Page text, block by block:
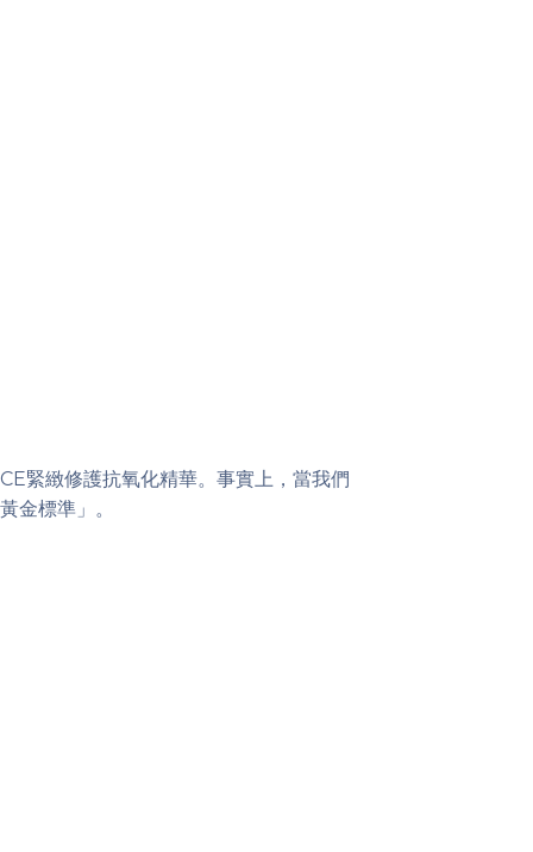
緊緻修護抗氧化精華。事實上，當我們
金標準」。